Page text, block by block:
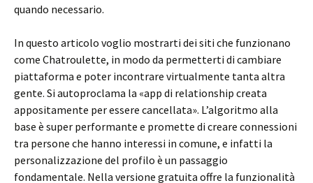
quando necessario.
In questo articolo voglio mostrarti dei siti che funzionano
come Chatroulette, in modo da permetterti di cambiare
piattaforma e poter incontrare virtualmente tanta altra
gente. Si autoproclama la «app di relationship creata
appositamente per essere cancellata». L’algoritmo alla
base è super performante e promette di creare connessioni
tra persone che hanno interessi in comune, e infatti la
personalizzazione del profilo è un passaggio
fondamentale. Nella versione gratuita offre la funzionalità